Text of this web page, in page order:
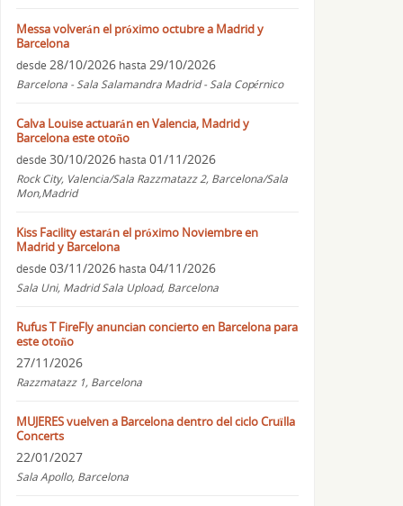
Messa volverán el próximo octubre a Madrid y
Barcelona
desde 28/10/2026 hasta 29/10/2026
Barcelona - Sala Salamandra Madrid - Sala Copérnico
Calva Louise actuarán en Valencia, Madrid y
Barcelona este otoño
desde 30/10/2026 hasta 01/11/2026
Rock City, Valencia/Sala Razzmatazz 2, Barcelona/Sala
Mon,Madrid
Kiss Facility estarán el próximo Noviembre en
Madrid y Barcelona
desde 03/11/2026 hasta 04/11/2026
Sala Uni, Madrid Sala Upload, Barcelona
Rufus T FireFly anuncian concierto en Barcelona para
este otoño
27/11/2026
Razzmatazz 1, Barcelona
MUJERES vuelven a Barcelona dentro del ciclo Cruïlla
Concerts
22/01/2027
Sala Apollo, Barcelona